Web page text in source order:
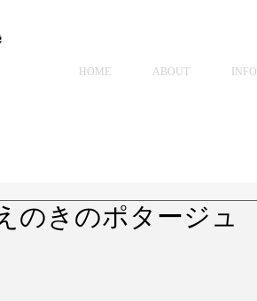
HOME ABOUT INFO
のきのポタージュ